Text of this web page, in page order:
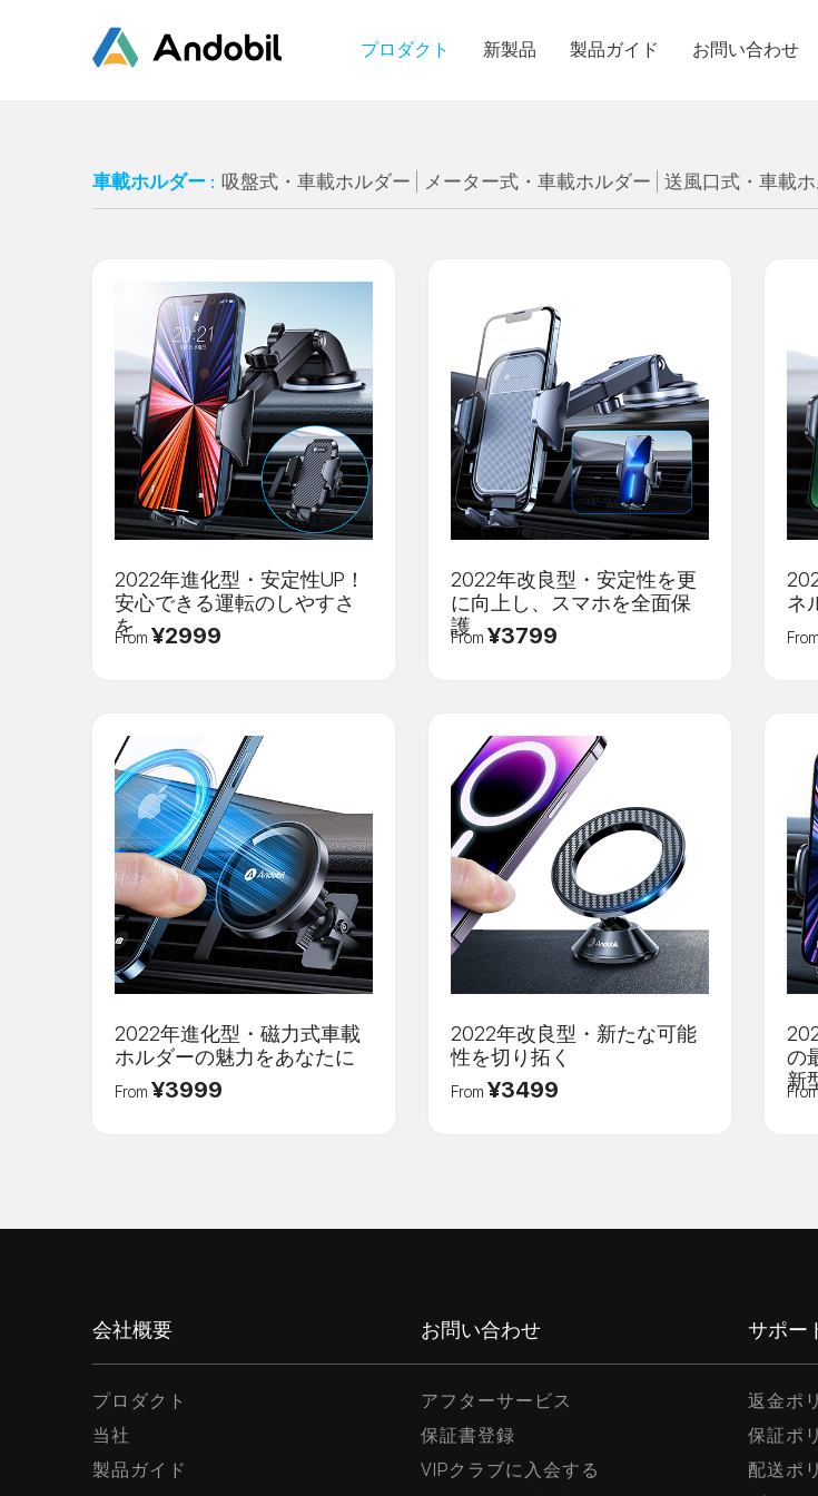
プロダクト 新製品 製品ガイド お問い合わせ
車載ホルダー : 吸盤式・車載ホルダー メーター式・車載ホルダー 送風口式・車載
2022年進化型・安定性UP！
安心できる運転のしやすさ
を
From ¥2999
2022年改良型・安定性を更
に向上し、スマホを全面保
護
From ¥3799
ネ
From
2022年進化型・磁力式車載
ホルダーの魅力をあなたに
From ¥3999
2022年改良型・新たな可能
性を切り拓く
From ¥3499
の
新
会社概要
プロダクト
当社
製品ガイド
お問い合わせ
アフターサービス
保証書登録
VIPクラブに入会する
サポー
返金ポ
保証ポ
配送ポ
Eメール*
パスワード*
ログインする
Eメ
メ
パ
検